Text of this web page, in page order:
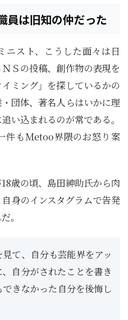
員は旧知の仲だった
ニスト、こうした面々は日
Ｓの投稿、創作物の表現を
ミング」を探しているかの
団体、著名人らはいかに理
い込まれるのが常である。
件もMetoo界隈のお怒り案
歳の頃、島田紳助氏から肉
身のインスタグラムで告発
。
て、自分も芸能界をアッ
自分がされたことを書き
きなかった自分を後悔し